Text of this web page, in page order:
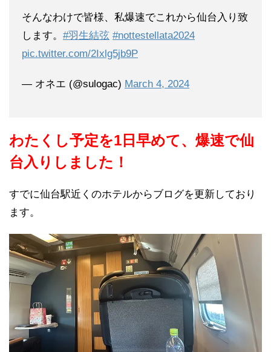
そんなわけで皆様、私爆速でこれから仙台入り致
します。 #羽生結弦 #nottestellata2024
pic.twitter.com/2Ixlg5jb9P
— オネエ (@sulogac) March 4, 2024
わたくし予定を1日早めて、爆速で仙
台入りしました！
すでに仙台駅近くのホテルからブログを更新しており
ます。